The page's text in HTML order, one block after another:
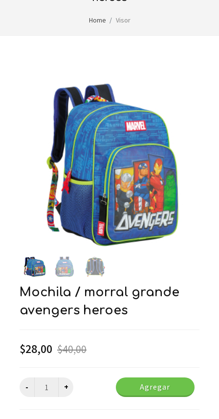
Home Visor
mochila / morral grande
avengers heroes
$28,00 $40,00
Agregar